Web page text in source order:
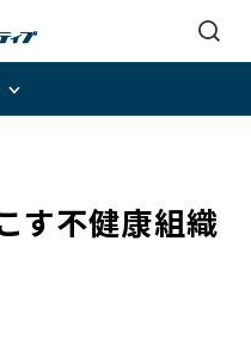
す不健康組織